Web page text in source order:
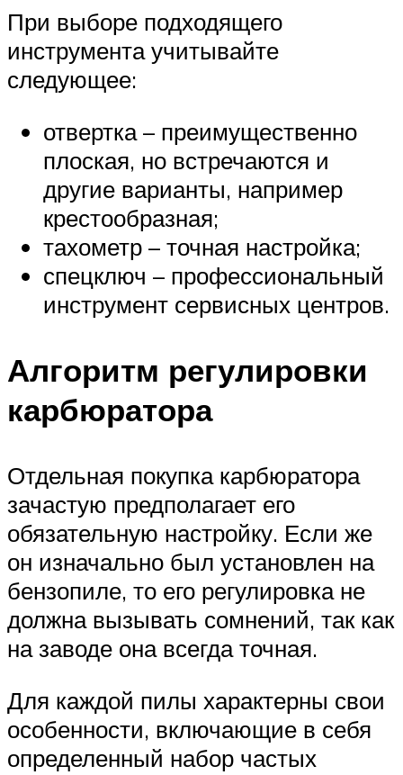
При выборе подходящего
инструмента учитывайте
следующее:
отвертка – преимущественно
плоская, но встречаются и
другие варианты, например
крестообразная;
тахометр – точная настройка;
спецключ – профессиональный
инструмент сервисных центров.
Алгоритм регулировки
карбюратора
Отдельная покупка карбюратора
зачастую предполагает его
обязательную настройку. Если же
он изначально был установлен на
бензопиле, то его регулировка не
должна вызывать сомнений, так как
на заводе она всегда точная.
Для каждой пилы характерны свои
особенности, включающие в себя
определенный набор частых